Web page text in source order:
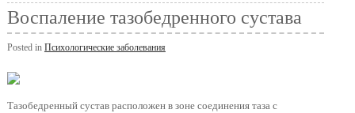
Воспаление тазобедренного сустава
Posted in Психологические заболевания
Тазобедренный сустав расположен в зоне соединения таза с